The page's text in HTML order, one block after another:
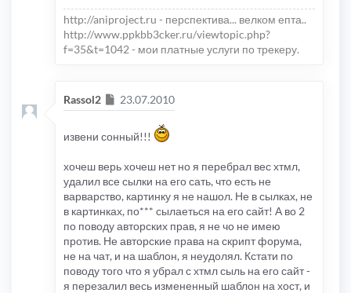
http://aniproject.ru - перспектива... велком епта..
http://www.ppkbb3cker.ru/viewtopic.php?
f=35&t=1042 - мои платные услуги по трекеру.
Rassol2 Сообщение
23.07.2010
извени сонный!!!
хочеш верь хочеш нет но я перебрал вес хтмл,
удалил все сылки на его сать, что есть не
варварство, картинку я не нашол. Не в сылках, не
в картинках, по*** сылаеться на его сайт! А во 2
по поводу авторских прав, я не чо не имею
против. Не авторские права на скрипт форума,
не на чат, и на шаблон, я неудолял. Кстати по
поводу того что я убрал с хтмл сыль на его сайт -
я перезалил весь измененный шаблон на хост, и